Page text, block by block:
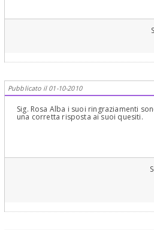
Pubblicato il 01-10-2010
Sig. Rosa Alba i suoi ringraziamenti
una corretta risposta ai suoi quesiti.